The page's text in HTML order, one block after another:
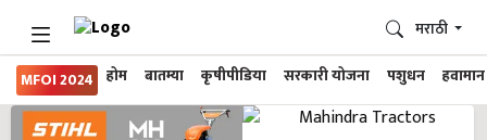
MFOI 2024 होम बातम्या कृषीपीडिया सरकारी योजना पशुधन हवामान
मराठी